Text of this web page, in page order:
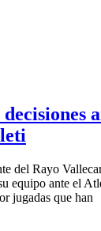
del Rayo
equipo ante el
jugadas que han